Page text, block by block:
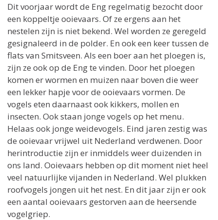
Dit voorjaar wordt de Eng regelmatig bezocht door
een koppeltje ooievaars. Of ze ergens aan het
nestelen zijn is niet bekend. Wel worden ze geregeld
gesignaleerd in de polder. En ook een keer tussen de
flats van Smitsveen. Als een boer aan het ploegen is,
zijn ze ook op de Eng te vinden. Door het ploegen
komen er wormen en muizen naar boven die weer
een lekker hapje voor de ooievaars vormen. De
vogels eten daarnaast ook kikkers, mollen en
insecten. Ook staan jonge vogels op het menu.
Helaas ook jonge weidevogels. Eind jaren zestig was
de ooievaar vrijwel uit Nederland verdwenen. Door
herintroductie zijn er inmiddels weer duizenden in
ons land. Ooievaars hebben op dit moment niet heel
veel natuurlijke vijanden in Nederland. Wel plukken
roofvogels jongen uit het nest. En dit jaar zijn er ook
een aantal ooievaars gestorven aan de heersende
vogelgriep.